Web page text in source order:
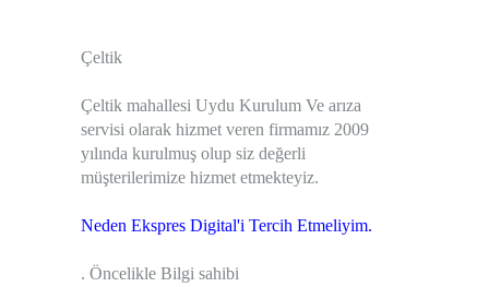
Çeltik
Çeltik mahallesi Uydu Kurulum Ve arıza
servisi olarak hizmet veren firmamız 2009
yılında kurulmuş olup siz değerli
müşterilerimize hizmet etmekteyiz.
Neden Ekspres Digital'i Tercih Etmeliyim.
. Öncelikle Bilgi sahibi